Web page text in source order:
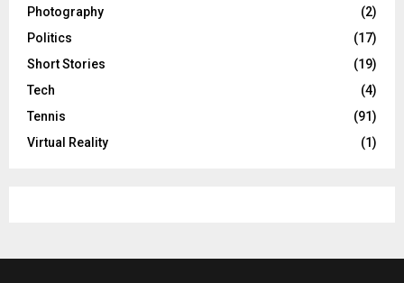
Photography
(2)
Politics
(17)
Short Stories
(19)
Tech
(4)
Tennis
(91)
Virtual Reality
(1)